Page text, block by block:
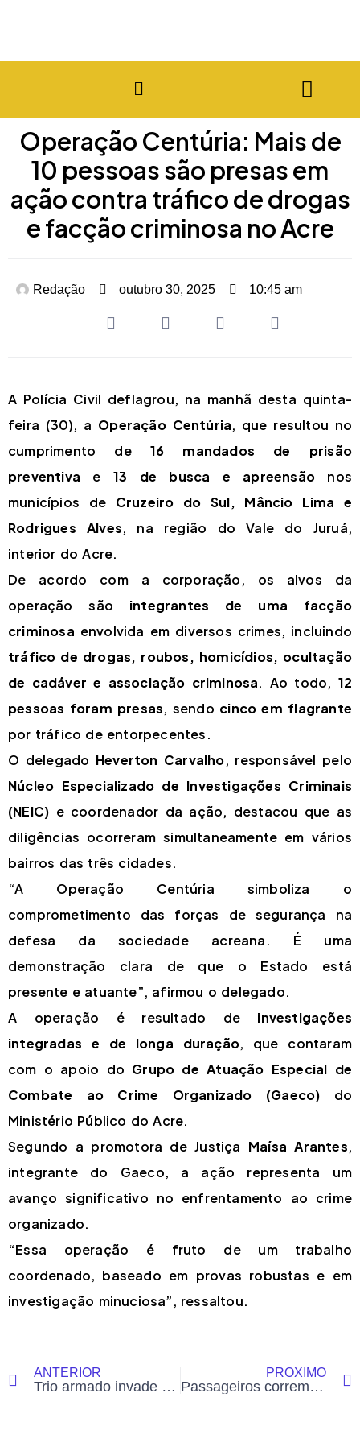
Operação Centúria: Mais de
10 pessoas são presas em
ação contra tráfico de drogas
e facção criminosa no Acre
Redação outubro 30, 2025 10:45 am
A Polícia Civil deflagrou, na manhã desta quinta-
feira (30), a Operação Centúria, que resultou no
cumprimento de 16 mandados de prisão
preventiva e 13 de busca e apreensão nos
municípios de Cruzeiro do Sul, Mâncio Lima e
Rodrigues Alves, na região do Vale do Juruá,
interior do Acre.
De acordo com a corporação, os alvos da
operação são integrantes de uma facção
criminosa envolvida em diversos crimes, incluindo
tráfico de drogas, roubos, homicídios, ocultação
de cadáver e associação criminosa. Ao todo, 12
pessoas foram presas, sendo cinco em flagrante
por tráfico de entorpecentes.
O delegado Heverton Carvalho, responsável pelo
Núcleo Especializado de Investigações Criminais
(NEIC) e coordenador da ação, destacou que as
diligências ocorreram simultaneamente em vários
bairros das três cidades.
“A Operação Centúria simboliza o
comprometimento das forças de segurança na
defesa da sociedade acreana. É uma
demonstração clara de que o Estado está
presente e atuante”, afirmou o delegado.
A operação é resultado de investigações
integradas e de longa duração, que contaram
com o apoio do Grupo de Atuação Especial de
Combate ao Crime Organizado (Gaeco) do
Ministério Público do Acre.
Segundo a promotora de Justiça Maísa Arantes,
integrante do Gaeco, a ação representa um
avanço significativo no enfrentamento ao crime
organizado.
“Essa operação é fruto de um trabalho
coordenado, baseado em provas robustas e em
investigação minuciosa”, ressaltou.
ANTERIOR
Trio armado invade supermercado em Rio Branco e rouba R$ 4 mil e celulares
PRÓXIMO
Passageiros correm após ônibus ser tomado por fumaça no Terminal Urbano de Rio Branco; RBTrans esclarece causa